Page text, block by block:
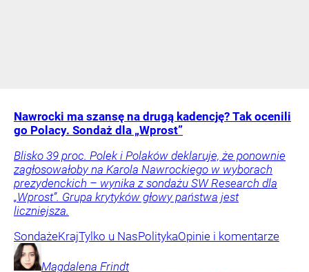
Nawrocki ma szansę na drugą kadencję? Tak ocenili
go Polacy. Sondaż dla „Wprost”
Blisko 39 proc. Polek i Polaków deklaruje, że ponownie
zagłosowałoby na Karola Nawrockiego w wyborach
prezydenckich – wynika z sondażu SW Research dla
„Wprost”. Grupa krytyków głowy państwa jest
liczniejsza.
SondażeKrajTylko u NasPolitykaOpinie i komentarze
Magdalena Frindt